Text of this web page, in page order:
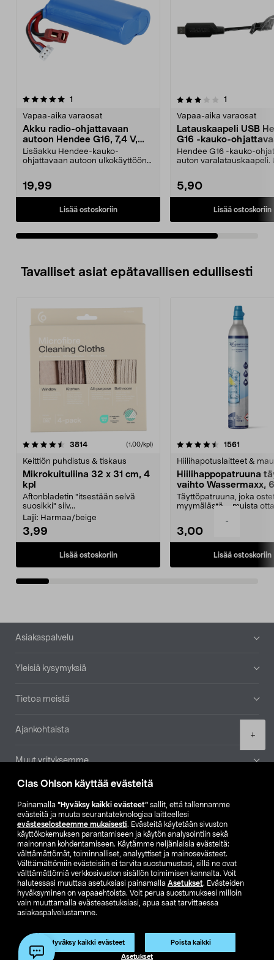
Clas Ohlson käyttää evästeitä
Painamalla ”Hyväksy kaikki evästeet” sallit, että tallennamme
evästeitä ja muuta seurantateknologiaa laitteellesi
evästeselosteemme mukaisesti. Evästeitä käytetään sivuston
käyttökokemuksen parantamiseen ja käytön analysointiin sekä
mainonnan kohdentamiseen. Käytämme neljänlaisia evästeitä:
välttämättömät, toiminnalliset, analyyttiset ja mainosevästeet.
Välttämättömiin evästeisiin ei tarvita suostumustasi, sillä ne ovat
välttämättömiä verkkosivuston sisällön toimimisen kannalta. Voit
halutessasi muuttaa asetuksiasi painamalla Asetukset. Evästeiden
hyväksyminen on vapaaehtoista. Voit perua suostumuksesi milloin
vain muuttamalla evästeasetuksiasi, apua saat tarvittaessa
asiakaspalvelustamme.
Hyväksy kaikki evästeet Poista kaikki
Asetukset
-
+
1
Vapaa-aika varaosat
Akku radio-ohjattavaan
autoon Hendee G16, 7,4 V,
1500mAh, 18650
Lisäakku Hendee-kauko-
ohjattavaan autoon ulkokäyttöön
19,99
Lisää ostoskoriin
3.0viidestä
1
Vapaa-aika varaosat
Latauskaapeli USB
G16 -kauko-
autoon
Hendee G16 -kauko-
auton varalatauskaapeli.
5,90
Lisää ostoskoriin
Tavalliset asiat epätavallisen edullisesti
3814arvostelut (1,00/kpl)
Keittiön puhdistus & tiskaus
Mikrokuituliina 32 x 31 cm, 4
kpl
Aftonbladetin "itsestään selvä
suosikki" siiv...
Laji: Harmaa/beige
3,99
Lisää ostoskoriin
4.5viidestä
1561
Hiilihapotuslaitteet &
Hiilihappopatruuna
vaihto Wassermaxx,
Täyttöpatruuna, joka
myymälästä – muista
3,00
Lisää ostoskoriin
4.5viidestä
Alatunniste
Asiakaspalvelu
Yleisiä kysymyksiä
Tietoa meistä
Ajankohtaista
Muut yrityksemme
Etsi myymälä
SE NO FI
FI SV
Näytä hinnat ilman ALV:a